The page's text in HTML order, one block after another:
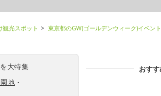
光スポット
東京都のGW(ゴールデンウィーク)イベン
大特集
地 ・
おす